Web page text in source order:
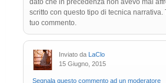
dato che in precedenza non avevo mai
scritto con questo tipo di tecnica narrativa.
tuo commento.
Inviato da
LaClo
15 Giugno, 2015
Segnala questo commento ad un moderatore